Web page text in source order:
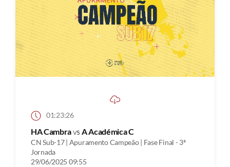
01:23:26
HA Cambravs A Académica C
CN Sub-17 | Apuramento Campeão | Fase Final - 3ª
Jornada
29/06/2025 09:55